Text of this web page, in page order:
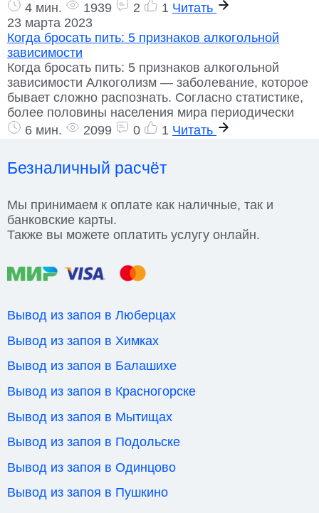
4 мин.
1939 2 1 Читать
23 марта 2023
Когда бросать пить: 5 признаков алкогольной
зависимости
Когда бросать пить: 5 признаков алкогольной
зависимости Алкоголизм — заболевание, которое
бывает сложно распознать. Согласно статистике,
более половины населения мира периодически
6 мин.
2099 0 1 Читать
Безналичный расчёт
Мы принимаем к оплате как наличные, так и
банковские карты.
Также вы можете оплатить услугу онлайн.
Вывод из запоя в Люберцах
Вывод из запоя в Химках
Вывод из запоя в Балашихе
Вывод из запоя в Красногорске
Вывод из запоя в Мытищах
Вывод из запоя в Подольске
Вывод из запоя в Одинцово
Вывод из запоя в Пушкино